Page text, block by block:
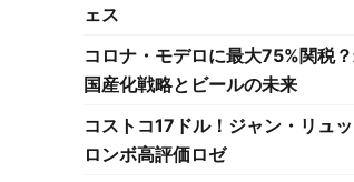
ェス
コロナ・モデロに最大75%関税
国産化戦略とビールの未来
コストコ17ドル！ジャン・リュ
ロンボ高評価ロゼ